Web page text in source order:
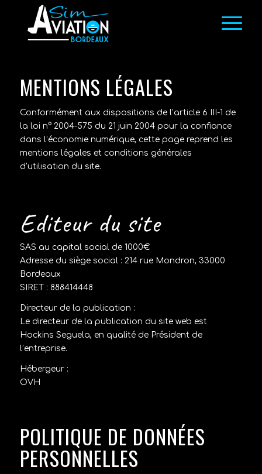
MENTIONS LÉGALES
Conformément aux dispositions de l’article 6 III-1 de
la loi n° 2004-575 du 21 juin 2004 pour la confiance
dans l’économie numérique, cette page reprend les
mentions légales et conditions générales
d’utilisation du site.
Editeur du site
SAS au capital social de 1000€
Adresse du siège social : 214 rue Mondron, 33000
Bordeaux
SIRET : 888414448
Directeur de la publication :
Le directeur de la publication du site web est
Hockins Seguela, en qualité de Président de
l’entreprise.
Hébergeur :
OVH
POLITIQUE DE DONNÉES
PERSONNELLES